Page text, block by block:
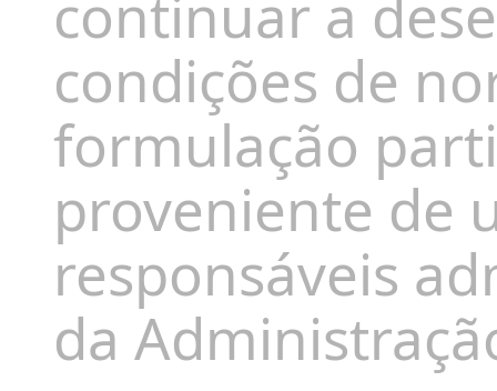
condições de
formulação
proveniente de
responsáveis
da